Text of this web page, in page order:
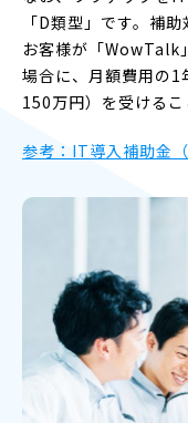
「D類型」です。補
お客様が「WowTalk
場合に、月額費用の
150万円）を受けるこ
参考：IT導入補助金